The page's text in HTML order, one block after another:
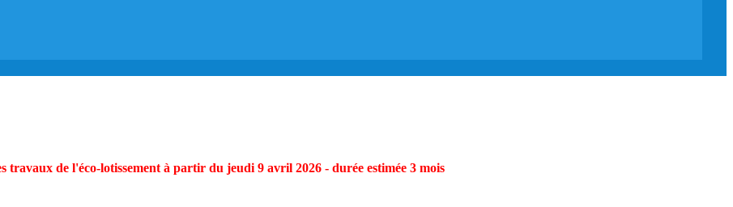
de l'éco-lotissement à partir du jeudi 9 avril 2026 - durée estimée 3 mois